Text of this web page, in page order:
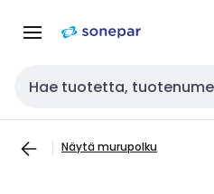
navigointiinsisältöön
Haku
Näytä murupolku